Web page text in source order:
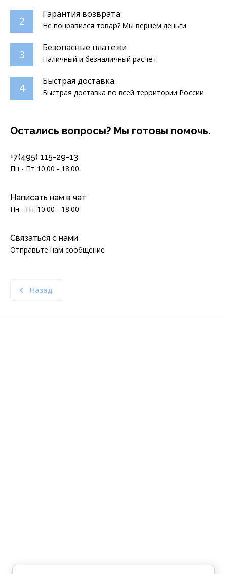
2
Гарантия возврата
Не понравился товар? Мы вернем деньги
3
Безопасные платежи
Наличный и безналичный расчет
4
Быстрая доставка
Быстрая доставка по всей территории России
Остались вопросы? Мы готовы помочь.
+7(495) 115-29-13
Пн - Пт 10:00 - 18:00
Написать нам в чат
Пн - Пт 10:00 - 18:00
Связаться с нами
Отправьте нам сообщение
Назад